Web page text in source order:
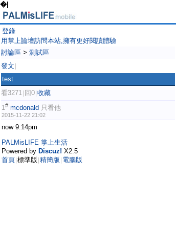
�|
登錄
用掌上論壇訪問本站,擁有更好閱讀體驗
討論區 > 測試區
發文
test
看3271 回0 收藏
1# mcdonald 只看他
2015-11-22 21:02
now 9:14pm
PALMisLIFE 掌上生活
Powered by Discuz! X2.5
首頁 標準版 精簡版 電腦版